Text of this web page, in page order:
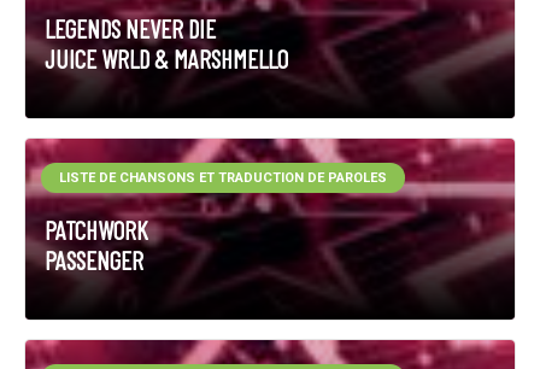
LEGENDS NEVER DIE
JUICE WRLD & MARSHMELLO
PATCHWORK
PASSENGER
LISTE DE CHANSONS ET TRADUCTION DE PAROLES